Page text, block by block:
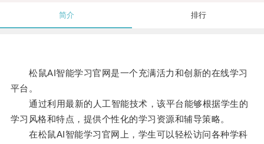
简介 排行
松鼠AI智能学习官网是一个充满活力和创新的在线学习
平台。
通过利用最新的人工智能技术，该平台能够根据学生的
学习风格和特点，提供个性化的学习资源和辅导策略。
在松鼠AI智能学习官网上，学生可以轻松访问各种学科